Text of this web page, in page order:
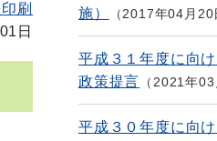
刷
日
施）
2017年04月20
平成３１年度に向
政策提言
2021年03
平成３０年度に向